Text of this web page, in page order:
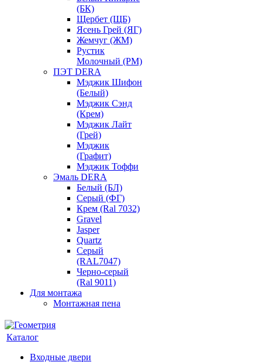
(БК)
Щербет (ЩБ)
Ясень Грей (ЯГ)
Жемчуг (ЖМ)
Рустик
Молочный (РМ)
ПЭТ DERA
Мэджик Шифон
(Белый)
Мэджик Сэнд
(Крем)
Мэджик Лайт
(Грей)
Мэджик
(Графит)
Мэджик Тоффи
Эмаль DERA
Белый (БЛ)
Серый (ФГ)
Крем (Ral 7032)
Gravel
Jasper
Quartz
Серый
(RAL7047)
Черно-серый
(Ral 9011)
Для монтажа
Монтажная пена
Каталог
Входные двери